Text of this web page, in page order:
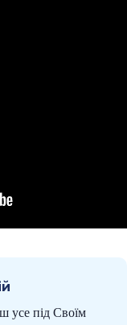
усе під Своїм